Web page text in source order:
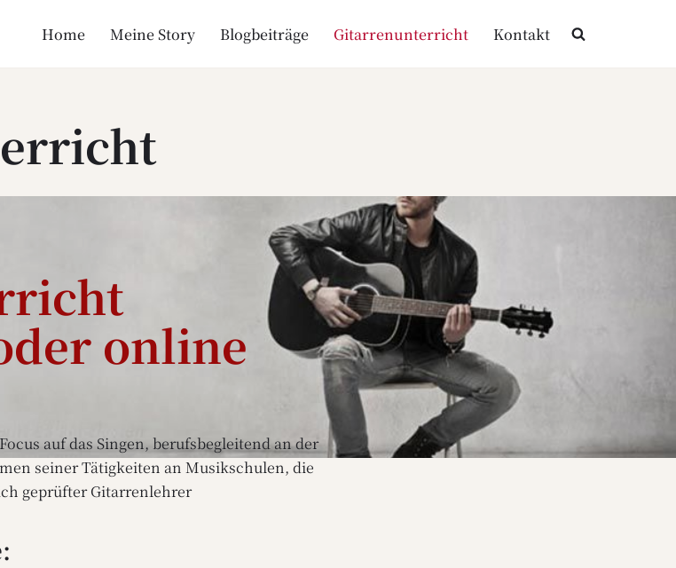
Home Meine Story Blogbeiträge Gitarrenunterricht Kontakt
online
auf das Singen, berufsbegleitend an der
seiner Tätigkeiten an Musikschulen, die
geprüfter Gitarrenlehrer